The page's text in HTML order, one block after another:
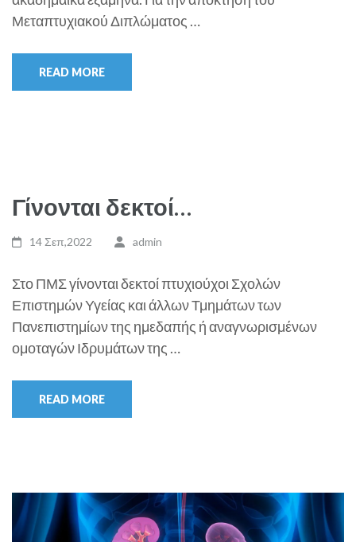
Μεταπτυχιακού Διπλώματος …
READ MORE
Γίνονται δεκτοί…
14 Σεπ,2022 admin
Στο ΠΜΣ γίνονται δεκτοί πτυχιούχοι Σχολών
Επιστημών Υγείας και άλλων Τμημάτων των
Πανεπιστημίων της ημεδαπής ή αναγνωρισμένων
ομοταγών Ιδρυμάτων της …
READ MORE